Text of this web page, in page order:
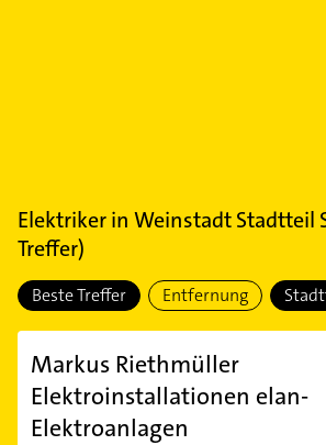
Elektrikerin Weinstadt Stadtteil
Treffer)
Beste Treffer Entfernung
Markus Riethmüller
Elektroinstallationen elan-
Elektroanlagen